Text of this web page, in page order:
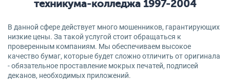
техникума-колледжа 1997-2004
В данной сфере действует много мошенников, гарантирующих
низкие цены. За такой услугой стоит обращаться к
проверенным компаниям. Мы обеспечиваем высокое
качество бумаг, которые будет сложно отличить от оригинала
- обязательное проставление мокрых печатей, подписей
деканов, необходимых приложений.